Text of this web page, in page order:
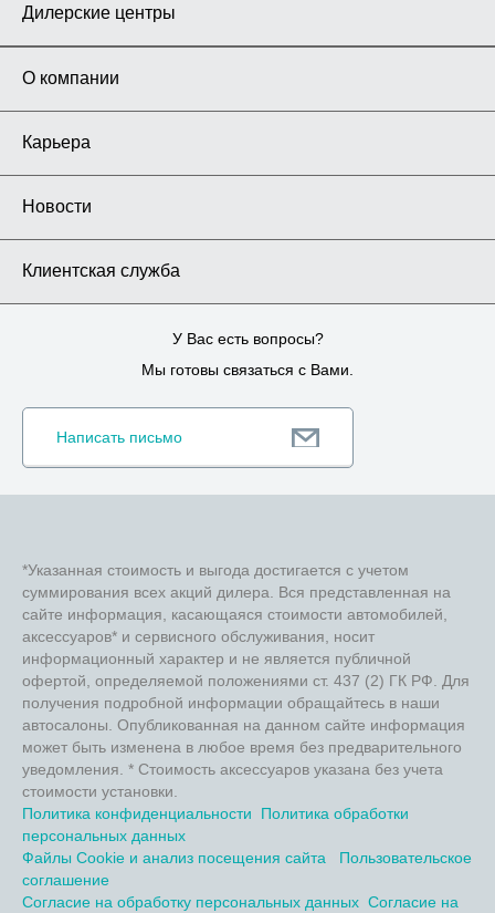
Дилерские центры
О компании
Карьера
Новости
Клиентская служба
У Вас есть вопросы?
Мы готовы связаться с Вами.
Написать письмо
*Указанная стоимость и выгода достигается с учетом
суммирования всех акций дилера. Вся представленная на
сайте информация, касающаяся стоимости автомобилей,
аксессуаров* и сервисного обслуживания, носит
информационный характер и не является публичной
офертой, определяемой положениями ст. 437 (2) ГК РФ. Для
получения подробной информации обращайтесь в наши
автосалоны. Опубликованная на данном сайте информация
может быть изменена в любое время без предварительного
уведомления. * Стоимость аксессуаров указана без учета
стоимости установки.
Политика конфиденциальности
Политика обработки
персональных данных
Файлы Cookie и анализ посещения сайта
Пользовательское
соглашение
Согласие на обработку персональных данных Согласие на